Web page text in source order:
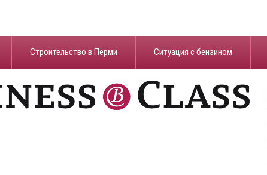
Строительство в Перми ​Ситуация с бензином